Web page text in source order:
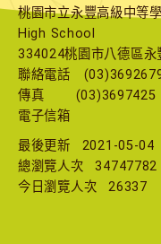
桃園市立永豐高級中等
High School
334024桃園市八德區永
聯絡電話
傳真
(03)3697425
電子信箱
最後更新
2021-05-04
總瀏覽人次
34747782
今日瀏覽人次
26337